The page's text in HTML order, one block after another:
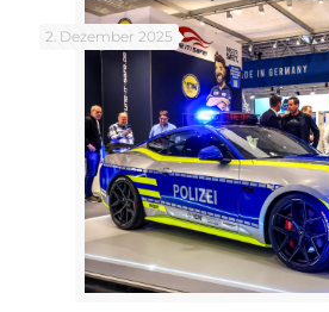
2. Dezember 2025